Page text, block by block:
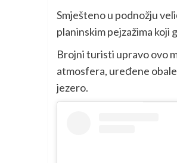
Smješteno u podnožju
planinskim pejzažima koji
Brojni turisti upravo ovo
atmosfera, uređene
jezero.